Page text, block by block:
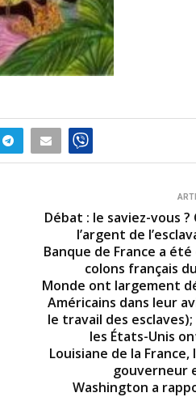
Débat : le saviez-vous ?
l’argent de
Banque de France a
colons français
Monde ont largement
Américains dans leur
le travail des esclaves);
les États-Unis
Louisiane de la
gouverneur
Washington a